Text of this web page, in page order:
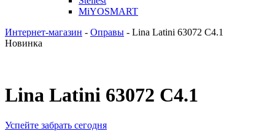
MiYOSMART
Интернет-магазин - Оправы - Lina Latini 63072 C4.1
Новинка
Lina Latini 63072 C4.1
Успейте забрать сегодня